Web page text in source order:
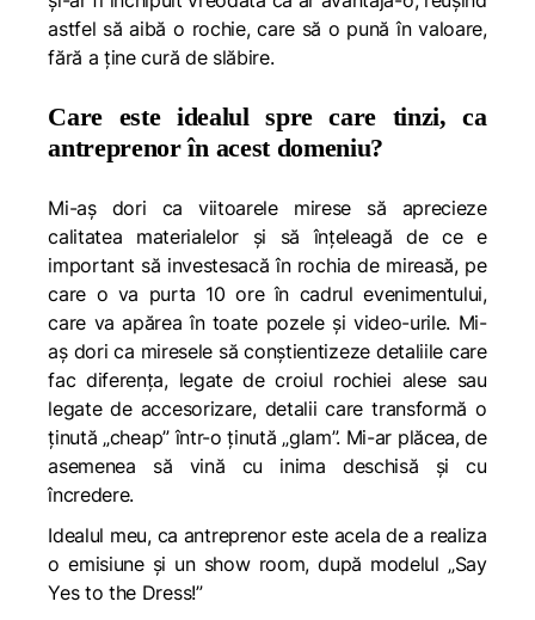
astfel să aibă o rochie, care să o pună în valoare,
fără a ține cură de slăbire.
Care este idealul spre care tinzi, ca
antreprenor în acest domeniu?
Mi-aș dori ca viitoarele mirese să aprecieze
calitatea materialelor și să înțeleagă de ce e
important să investesacă în rochia de mireasă, pe
care o va purta 10 ore în cadrul evenimentului,
care va apărea în toate pozele și video-urile. Mi-
aș dori ca miresele să conștientizeze detaliile care
fac diferența, legate de croiul rochiei alese sau
legate de accesorizare, detalii care transformă o
ținută „cheap” într-o ținută „glam”. Mi-ar plăcea, de
asemenea să vină cu inima deschisă și cu
încredere.
Idealul meu, ca antreprenor este acela de a realiza
o emisiune și un show room, după modelul „Say
Yes to the Dress!”